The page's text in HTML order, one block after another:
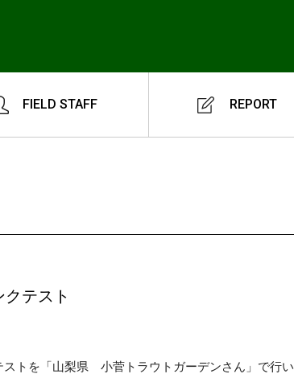
FIELD STAFF REPORT
テスト
ストを「山梨県 小菅トラウトガーデンさん」で行い